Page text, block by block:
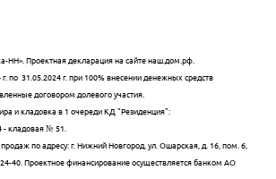
Проектная декларация на сайте наш.дом.рф.
г. по 31.05.2024 г. при 100% внесении денежных средств
договором долевого участия.
и кладовка в 1 очереди КД "Резиденция":
- кладовая № 51.
по адресу: г. Нижний Новгород, ул. Ошарская, д. 16, пом. 6,
40. Проектное финансирование осуществляется банком АО